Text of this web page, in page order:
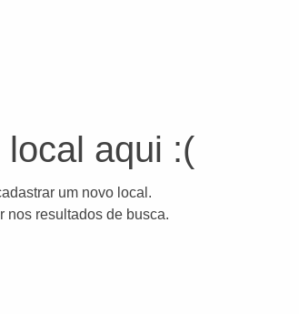
aqui :(
um novo local.
nos resultados de busca.